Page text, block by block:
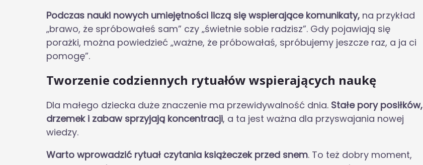
Podczas nauki nowych umiejętności liczą się wspierające komunikaty, na przykład
„brawo, że spróbowałeś sam” czy „świetnie sobie radzisz”. Gdy pojawiają się
porażki, można powiedzieć „ważne, że próbowałaś, spróbujemy jeszcze raz, a ja ci
pomogę”.
Tworzenie codziennych rytuałów wspierających naukę
Dla małego dziecka duże znaczenie ma przewidywalność dnia. Stałe pory posiłków,
drzemek i zabaw sprzyjają koncentracji, a ta jest ważna dla przyswajania nowej
wiedzy.
Warto wprowadzić rytuał czytania książeczek przed snem. To też dobry moment,